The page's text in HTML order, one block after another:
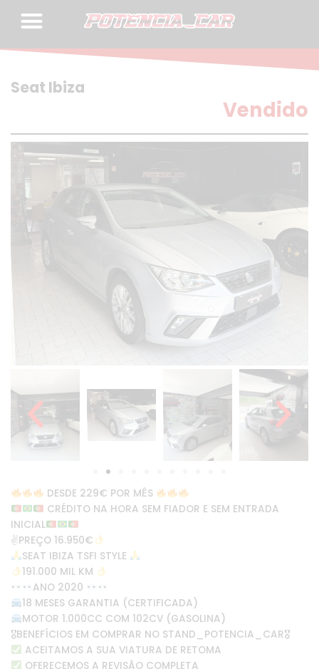
Seat Ibiza
Vendido
DESDE 229€ POR MÊS
CRÉDITO NA HORA SEM FIADOR E SEM ENTRADA
INICIAL
✌PREÇO 16.950€
SEAT IBIZA TSFI STYLE
191.000 MIL KM
ANO 2020
18 MESES GARANTIA (CERTIFICADA)
MOTOR 1.000CC COM 102CV (GASOLINA)
🎖BENEFÍCIOS EM COMPRAR NO STAND_POTENCIA_CAR🎖
ACEITAMOS A SUA VIATURA DE RETOMA
OFERECEMOS A REVISÃO COMPLETA